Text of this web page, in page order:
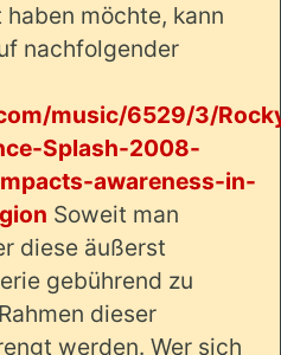
möchte, kann
nachfolgender
music/6529/3/
Splash-2008-
awareness-in-
Soweit man
diese äußerst
gebührend zu
dieser
werden. Wer sich